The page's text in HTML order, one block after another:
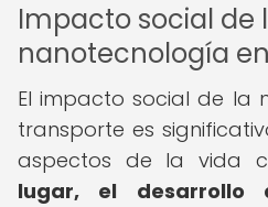
Impacto social de
nanotecnología
El impacto social de la
transporte es
aspectos de la vida
lugar, el desarrollo